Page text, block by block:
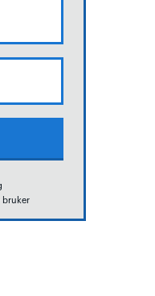
bruker